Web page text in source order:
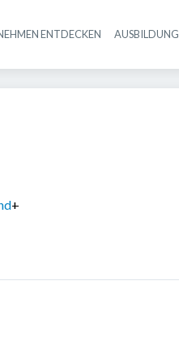
Haupt-Navigation
ENTDECKEN AUSBILDUNG
+